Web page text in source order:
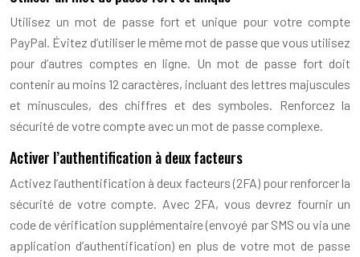
Utilisez un mot de passe fort et unique pour votre compte
PayPal. Évitez d’utiliser le même mot de passe que vous utilisez
pour d’autres comptes en ligne. Un mot de passe fort doit
contenir au moins 12 caractères, incluant des lettres majuscules
et minuscules, des chiffres et des symboles. Renforcez la
sécurité de votre compte avec un mot de passe complexe.
Activer l’authentification à deux facteurs
Activez l’authentification à deux facteurs (2FA) pour renforcer la
sécurité de votre compte. Avec 2FA, vous devrez fournir un
code de vérification supplémentaire (envoyé par SMS ou via une
application d’authentification) en plus de votre mot de passe